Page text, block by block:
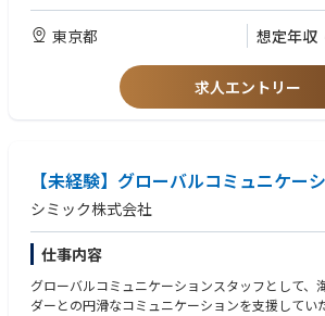
■歓迎条件：
・日本語、英語以外の言語
・海外とのブリッジング業務経験者
東京都 想定年収
求人エントリー
【未経験】グローバルコミュニケー
シミック株式会社
仕事内容
グローバルコミュニケーションスタッフとして、
ダーとの円滑なコミュニケーションを支援してい